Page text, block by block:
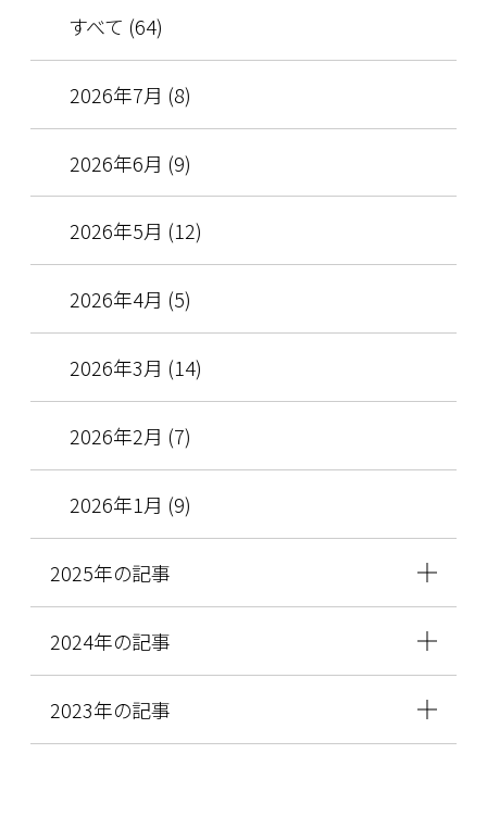
すべて (64)
2026年7月 (8)
2026年6月 (9)
2026年5月 (12)
2026年4月 (5)
2026年3月 (14)
2026年2月 (7)
2026年1月 (9)
2025年の記事
2024年の記事
2023年の記事